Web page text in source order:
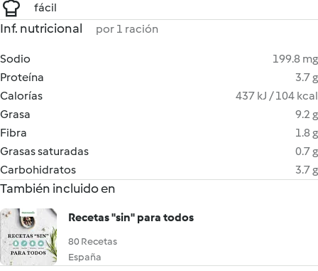
fácil
Inf. nutricional por 1 ración
Sodio
199.8 mg
Proteína
3.7 g
Calorías
437 kJ / 104 kcal
Grasa
9.2 g
Fibra
1.8 g
Grasas saturadas
0.7 g
Carbohidratos
3.7 g
También incluido en
Recetas "sin" para todos
80 Recetas
España